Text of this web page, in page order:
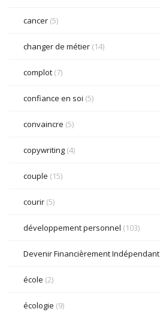
cancer (5)
changer de métier (14)
complot (7)
confiance en soi (5)
convaincre (5)
copywriting (4)
couple (15)
courir (5)
développement personnel (103)
Devenir Financièrement Indépendant
école (2)
écologie (9)